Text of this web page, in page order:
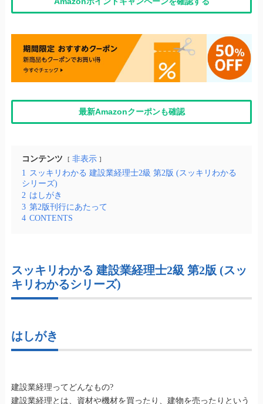
最新Amazonクーポンも確認
コンテンツ
非表示
1
スッキリわかる 建設業経理士2級 第2版 (スッキリわかる
シリーズ)
2 はしがき
3 第2版刊行にあたって
4 CONTENTS
スッキリわかる 建設業経理士2級 第2版 (スッ
キリわかるシリーズ)
はしがき
建設業経理ってどんなもの?
建設業経理とは、資材や機材を買ったり、建物を売ったりという